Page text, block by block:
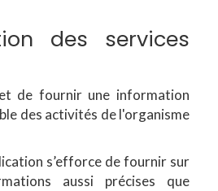
des services
de fournir une information
des activités de l'organisme
s’efforce de fournir sur
aussi précises que